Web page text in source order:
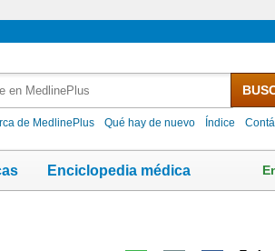
de MedlinePlus Qué hay de nuevo Índice
Enciclopedia médica